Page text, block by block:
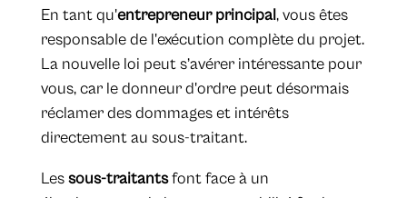
En tant qu'entrepreneur principal, vous êtes
responsable de l'exécution complète du projet.
La nouvelle loi peut s’avérer intéressante pour
vous, car le donneur d'ordre peut désormais
réclamer des dommages et intérêts
directement au sous-traitant.
Lessous-traitantsfont face à un